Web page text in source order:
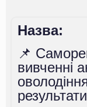
Назва:
📌
вивченні
результати